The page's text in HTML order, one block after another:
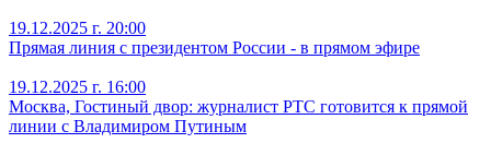
19.12.2025 г. 20:00
Прямая линия с президентом России - в прямом эфире
19.12.2025 г. 16:00
Москва, Гостиный двор: журналист РТС готовится к прямой
линии с Владимиром Путиным